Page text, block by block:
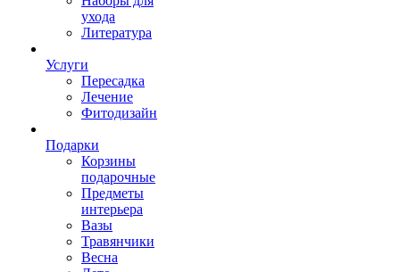
ухода
Литература
Услуги
Пересадка
Лечение
Фитодизайн
Подарки
Корзины
подарочные
Предметы
интерьера
Вазы
Травянчики
Весна